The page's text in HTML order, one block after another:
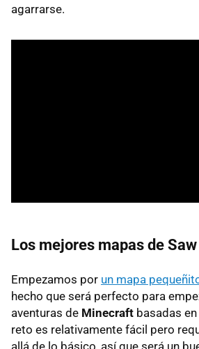
agarrarse.
Los mejores mapas de
Empezamos por un mapa
hecho que será perfecto para
aventuras de Minecraft basadas en
reto es relativamente fácil pero
allá de lo básico, así que será un